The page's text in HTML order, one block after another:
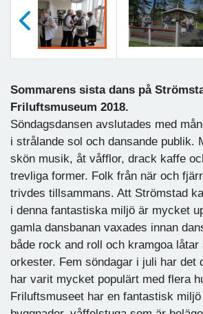
Sommarens sista dans på
Friluftsmuseum 2018.
Söndagsdansen avslutades med
i strålande sol och dansande publik.
skön musik, åt våfflor, drack kaffe
trevliga former. Folk från när och
trivdes tillsammans. Att Strömstad
i denna fantastiska miljö är mycket
gamla dansbanan vaxades innan
både rock and roll och kramgoa
orkester. Fem söndagar i juli har det
har varit mycket populärt med flera
Friluftsmuseet har en fantastisk